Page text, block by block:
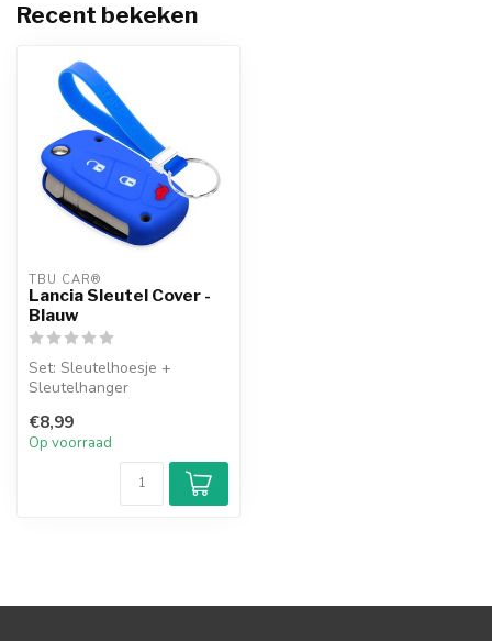
Recent bekeken
TBU CAR®
Lancia Sleutel Cover -
Blauw
Set: Sleutelhoesje +
Sleutelhanger
€8,99
Op voorraad